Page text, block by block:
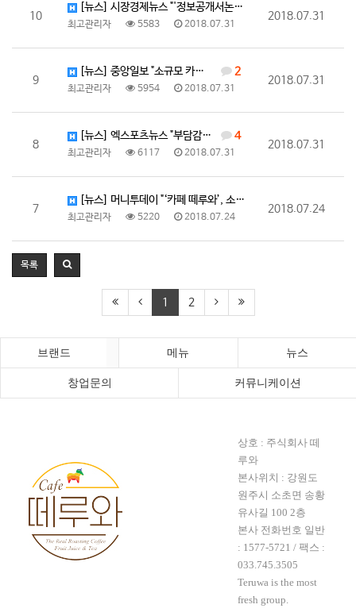
10
[뉴스] 시장경제뉴스 "'정보공개서논평' 온갖 마실것 …
최고관리자 5583 2018.07.31
2018.07.31
9
2
[뉴스] 중앙일보 "소규모 카페 창업 ‘떼루와’, 손쉬…
최고관리자 5954 2018.07.31
2018.07.31
8
4
[뉴스] 엑스포츠뉴스 "부담감 낮춘 업종 변경 창업 '…
최고관리자 6117 2018.07.31
2018.07.31
7
[뉴스] 머니투데이 "‘카페 떼루와’, 소자본 프랜차이…
최고관리자 5220 2018.07.24
2018.07.24
목록
1 2
브랜드 메뉴 뉴스
창업문의 커뮤니케이션
상호 : 주식회사 떼
루와
본사위치 : 강원도
원주시 소초면 송황
유사길 100 2층
본사 전화번호 일반
: 1577-5721 / 팩스 :
033.745.3505
Teruwa is the most
fresh group.